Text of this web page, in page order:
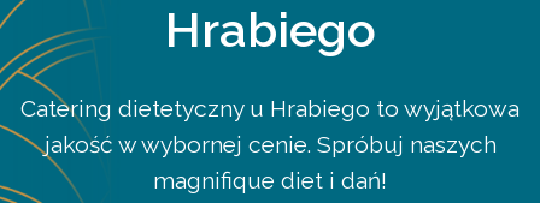
Hrabiego
Catering dietetyczny u Hrabiego to wyjątkowa
jakość w wybornej cenie. Spróbuj naszych
magnifique diet i dań!